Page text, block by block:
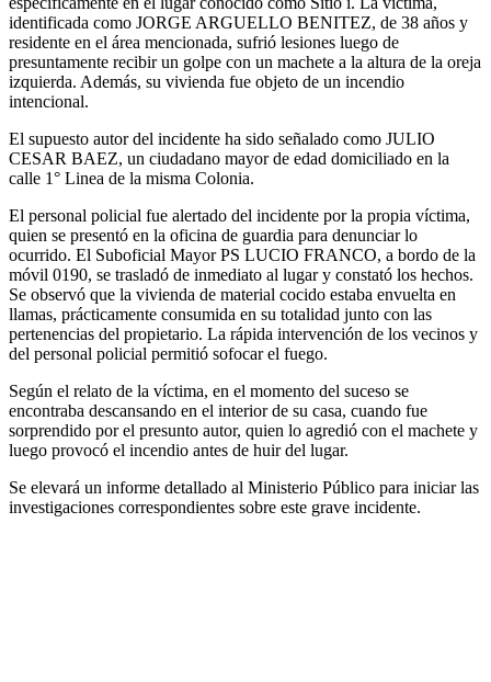
identificada como JORGE ARGUELLO BENITEZ, de 38 años y
residente en el área mencionada, sufrió lesiones luego de
presuntamente recibir un golpe con un machete a la altura de la oreja
izquierda. Además, su vivienda fue objeto de un incendio
intencional.
El supuesto autor del incidente ha sido señalado como JULIO
CESAR BAEZ, un ciudadano mayor de edad domiciliado en la
calle 1° Linea de la misma Colonia.
El personal policial fue alertado del incidente por la propia víctima,
quien se presentó en la oficina de guardia para denunciar lo
ocurrido. El Suboficial Mayor PS LUCIO FRANCO, a bordo de la
móvil 0190, se trasladó de inmediato al lugar y constató los hechos.
Se observó que la vivienda de material cocido estaba envuelta en
llamas, prácticamente consumida en su totalidad junto con las
pertenencias del propietario. La rápida intervención de los vecinos y
del personal policial permitió sofocar el fuego.
Según el relato de la víctima, en el momento del suceso se
encontraba descansando en el interior de su casa, cuando fue
sorprendido por el presunto autor, quien lo agredió con el machete y
luego provocó el incendio antes de huir del lugar.
Se elevará un informe detallado al Ministerio Público para iniciar las
investigaciones correspondientes sobre este grave incidente.